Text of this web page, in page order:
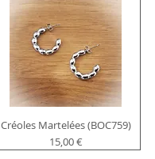
Créoles Martelées (BOC759)
Prix
15,00 €